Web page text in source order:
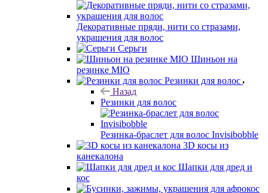
Декоративные пряди, нити со стразами,
украшения для волос
Серьги
Шиньон на
резинке MIO
Резинки для волос
Назад
Резинки для волос
Резинка-браслет для волос Invisibobble
3D косы из
канекалона
Шапки для дред и
кос